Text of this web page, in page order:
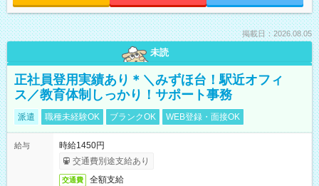
掲載日：2026.08.05
未読
正社員登用実績あり＊＼みずほ台！駅近オフィ
ス／教育体制しっかり！サポート事務
派遣 職種未経験OK ブランクOK WEB登録・面接OK
給与
時給1450円
交通費別途支給あり
交通費 全額支給